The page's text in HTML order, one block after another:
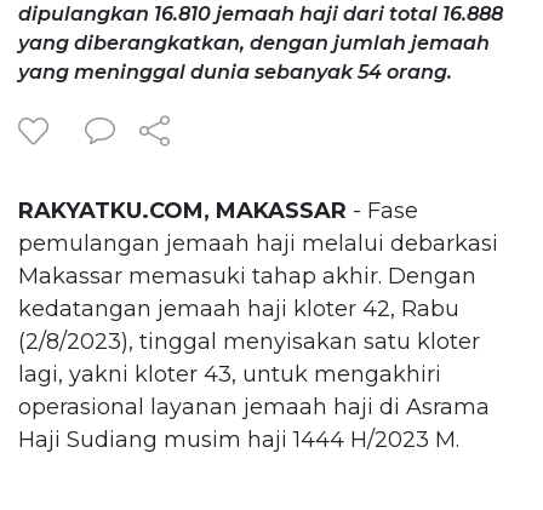
dipulangkan 16.810 jemaah haji dari total 16.888
yang diberangkatkan, dengan jumlah jemaah
yang meninggal dunia sebanyak 54 orang.
RAKYATKU.COM, MAKASSAR - Fase
pemulangan jemaah haji melalui debarkasi
Makassar memasuki tahap akhir. Dengan
kedatangan jemaah haji kloter 42, Rabu
(2/8/2023), tinggal menyisakan satu kloter
lagi, yakni kloter 43, untuk mengakhiri
operasional layanan jemaah haji di Asrama
Haji Sudiang musim haji 1444 H/2023 M.